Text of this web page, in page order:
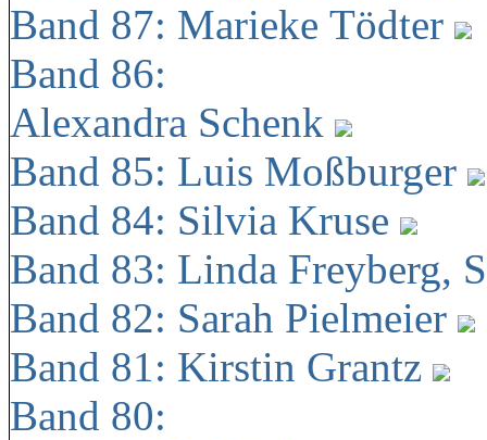
Band 87: Marieke Tödter
Band 86:
Alexandra Schenk
Band 85: Luis Moßburger
Band 84: Silvia Kruse
Band 83: Linda Freyberg,
Band 82: Sarah Pielmeier
Band 81: Kirstin Grantz
Band 80: